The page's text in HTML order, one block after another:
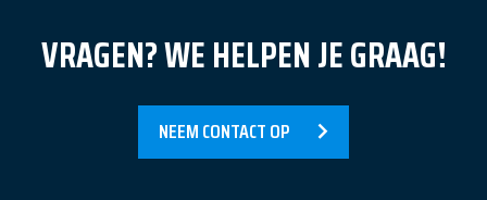
Contact
VRAGEN? WE HELPEN JE GRAAG!
NEEM CONTACT OP